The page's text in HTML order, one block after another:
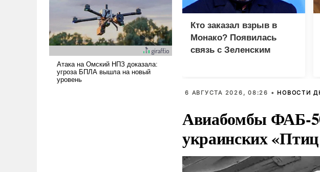
стало всерьез обсуждаемой
Кто заказал взрыв в
Монако? Появилась
связь с Зеленским
6 АВГУСТА 2026, 08:26 • НОВОСТИ
Авиабомбы ФАБ-
украинских